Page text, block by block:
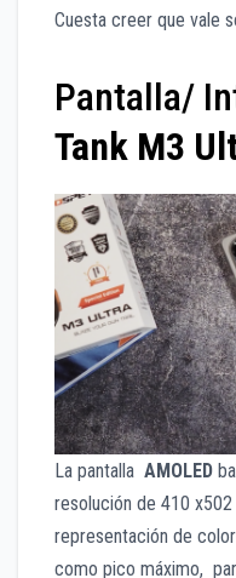
Cuesta creer que vale
Pantalla/
Tank M3
La pantalla AMOLED
resolución de 410
representación de
como pico máximo,